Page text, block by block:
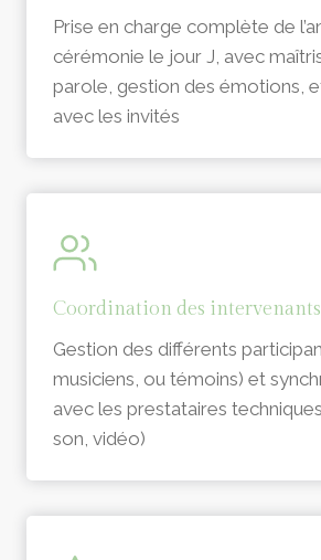
Prise en charge complète de
cérémonie le jour J, avec
parole, gestion des émotions,
avec les invités
Coordination des intervenants
Gestion des différents
musiciens, ou témoins) et
avec les prestataires
son, vidéo)